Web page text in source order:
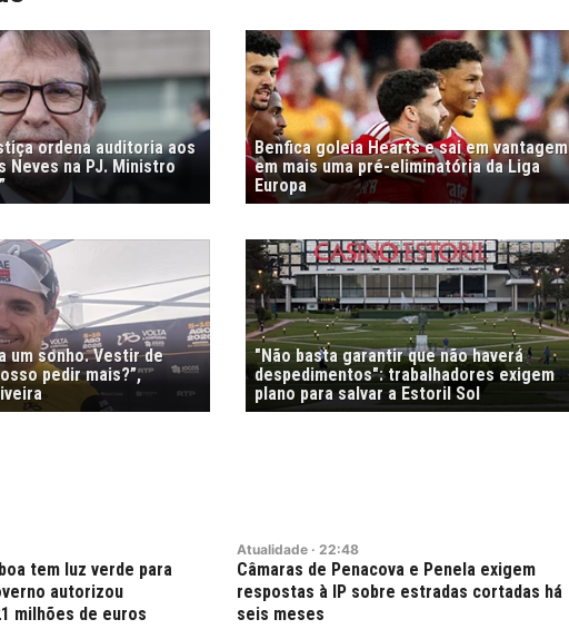
ordena auditoria aos
Neves na PJ. Ministro
Benfica goleia Hearts e sai em vantagem
em mais uma pré-eliminatória da Liga
Europa
um sonho. Vestir de
pedir mais?”,
"Não basta garantir que não haverá
despedimentos": trabalhadores exigem
plano para salvar a Estoril Sol
tem luz verde para
autorizou
milhões de euros
Atualidade · 22:48
Câmaras de Penacova e Penela exigem
respostas à IP sobre estradas cortadas há
seis meses